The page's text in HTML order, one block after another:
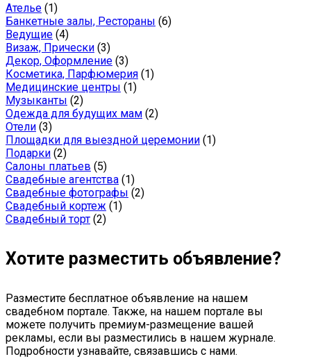
Ателье (1)
Банкетные залы, Рестораны (6)
Ведущие (4)
Визаж, Прически (3)
Декор, Оформление (3)
Косметика, Парфюмерия (1)
Медицинские центры (1)
Музыканты (2)
Одежда для будущих мам (2)
Отели (3)
Площадки для выездной церемонии (1)
Подарки (2)
Салоны платьев (5)
Свадебные агентства (1)
Свадебные фотографы (2)
Свадебный кортеж (1)
Свадебный торт (2)
Хотите разместить объявление?
Разместите бесплатное объявление на нашем
свадебном портале. Также, на нашем портале вы
можете получить премиум-размещение вашей
рекламы, если вы разместились в нашем журнале.
Подробности узнавайте, связавшись с нами.